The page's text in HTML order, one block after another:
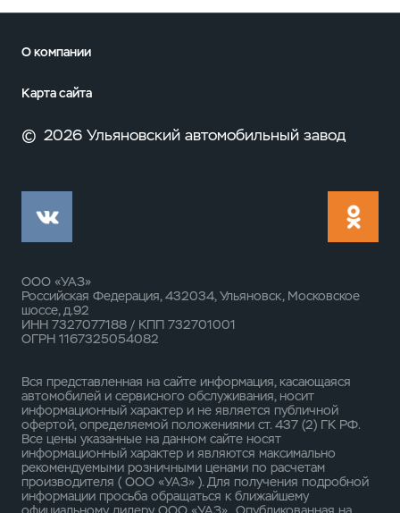
О компании
Карта сайта
© 2026 Ульяновский автомобильный завод
ООО «УАЗ»
Российская Федерация, 432034, Ульяновск, Московское
шоссе, д.92
ИНН 7327077188 / КПП 732701001
ОГРН 1167325054082
Вся представленная на сайте информация, касающаяся
автомобилей и сервисного обслуживания, носит
информационный характер и не является публичной
офертой, определяемой положениями ст. 437 (2) ГК РФ.
Все цены указанные на данном сайте носят
информационный характер и являются максимально
рекомендуемыми розничными ценами по расчетам
производителя ( ООО «УАЗ» ). Для получения подробной
информации просьба обращаться к ближайшему